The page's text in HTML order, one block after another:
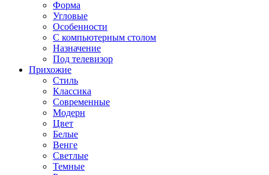
Форма
Угловые
Особенности
С компьютерным столом
Назначение
Под телевизор
Прихожие
Стиль
Классика
Современные
Модерн
Цвет
Белые
Венге
Светлые
Темные